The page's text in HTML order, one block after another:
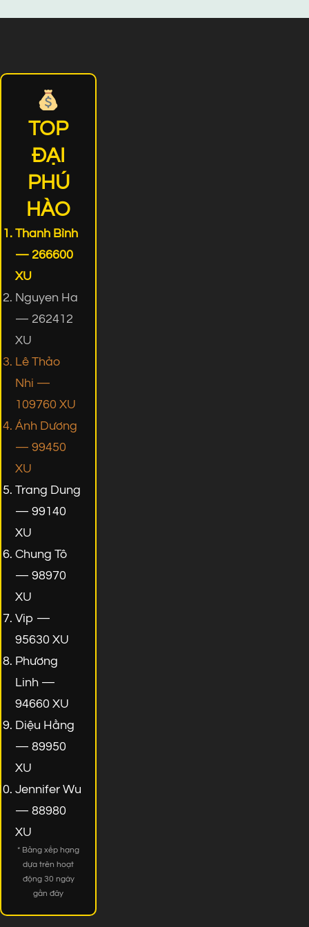
TOP
ĐẠI
PHÚ
HÀO
Thanh Bình
— 266600
XU
Nguyen Ha
— 262412
XU
Lê Thảo
Nhi —
109760 XU
Ánh Dương
— 99450
XU
Trang Dung
— 99140
XU
Chung Tô
— 98970
XU
Vip —
95630 XU
Phương
Linh —
94660 XU
Diệu Hằng
— 89950
XU
Jennifer Wu
— 88980
XU
* Bảng xếp hạng
dựa trên hoạt
động 30 ngày
gần đây